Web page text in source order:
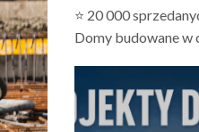
⭐ 20 000
Domy budowane w